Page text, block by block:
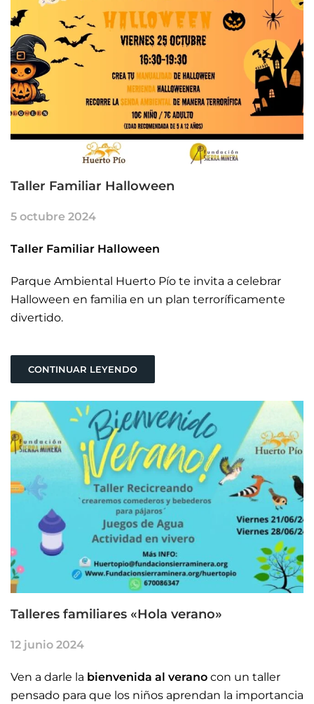
Taller Familiar Halloween
5 octubre 2024
Taller Familiar Halloween
Parque Ambiental Huerto Pío te invita a celebrar
Halloween en familia en un plan terroríficamente
divertido.
CONTINUAR LEYENDO
Talleres familiares «Hola verano»
12 junio 2024
Ven a darle la bienvenida al verano con un taller
pensado para que los niños aprendan la importancia